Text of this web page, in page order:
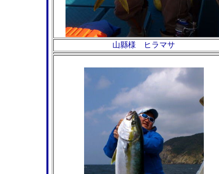
山縣様 ヒラマサ